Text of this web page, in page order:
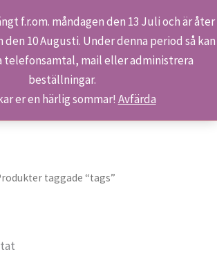
f.r.om. måndagen den 13 Juli och är åter
den 10 Augusti. Under denna period så kan
telefonsamtal, mail eller administrera
beställningar.
er en härlig sommar! Avfärda
tags
taggade “tags”